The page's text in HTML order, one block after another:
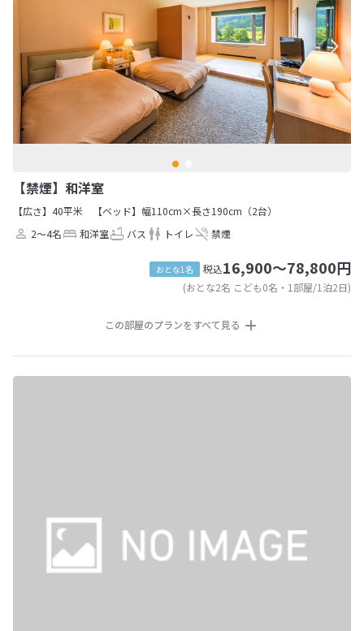
【禁煙】和洋室
【広さ】40平米
【ベッド】幅110cm×長さ190cm（2台）
2～4名
和洋室 バス トイレ 禁煙
おとな1名 税込16,900～78,800円
(おとな2名 こども0名・1部屋/1泊2日)
この部屋のプランをすべて見る